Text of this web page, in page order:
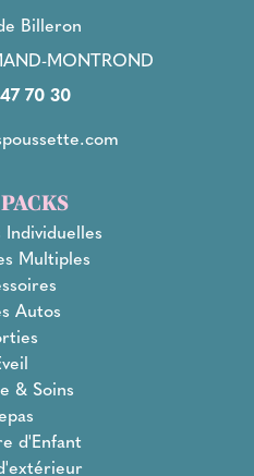
Billeron
MONTROND
70 30
Individuelles
Multiples
Autos
& Soins
d'Enfant